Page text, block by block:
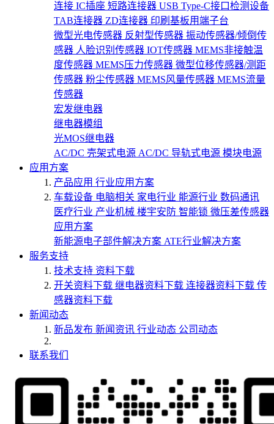
连接 IC插座 短路连接器 USB Type-C接口检测设备
TAB连接器 ZD连接器 印刷基板用端子台
微型光电传感器 反射型传感器 振动传感器/倾倒传
感器 人脸识别传感器 IOT传感器 MEMS非接触温
度传感器 MEMS压力传感器 微型位移传感器/测距
传感器 粉尘传感器 MEMS风量传感器 MEMS流量
传感器
宏发继电器
继电器模组
光MOS继电器
AC/DC 壳架式电源 AC/DC 导轨式电源 模块电源
应用方案
产品应用 行业应用方案
车载设备 电脑相关 家电行业 能源行业 数码通讯
医疗行业 产业机械 楼宇安防 智能锁 微压差传感器
应用方案
新能源电子部件解决方案 ATE行业解决方案
服务支持
技术支持 资料下载
开关资料下载 继电器资料下载 连接器资料下载 传
感器资料下载
新闻动态
新品发布 新闻资讯 行业动态 公司动态
联系我们